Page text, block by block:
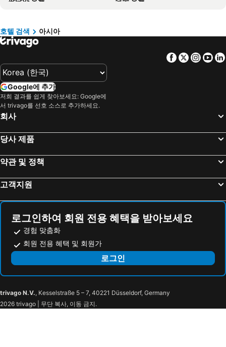
Hanoi region 호텔
경상북도 호텔
홍콩 호텔
호이 안 호텔
호치민시 호텔
Panglao 호텔
우붓 호텔
유후인 호텔
기타큐슈 호텔
벳푸 호텔
비엔티안 호텔
쿠알라룸푸르 호텔
가고시마 호텔
구마모토 호텔
대구 호텔
고베 호텔
전주 호텔
호텔 검색 아시아
Facebook
Twitter
Google에 추가
저희 결과를 쉽게 찾아보세요: Google에
서 trivago를 선호 소스로 추가하세요.
회사
당사 제품
약관 및 정책
고객지원
로그인하여 회원 전용 혜택을 받아보세요
경험 맞춤화
회원 전용 혜택 및 회원가
로그인
trivago N.V., Kesselstraße 5 – 7, 40221 Düsseldorf, Germany
2026 trivago | 무단 복사, 이동 금지.